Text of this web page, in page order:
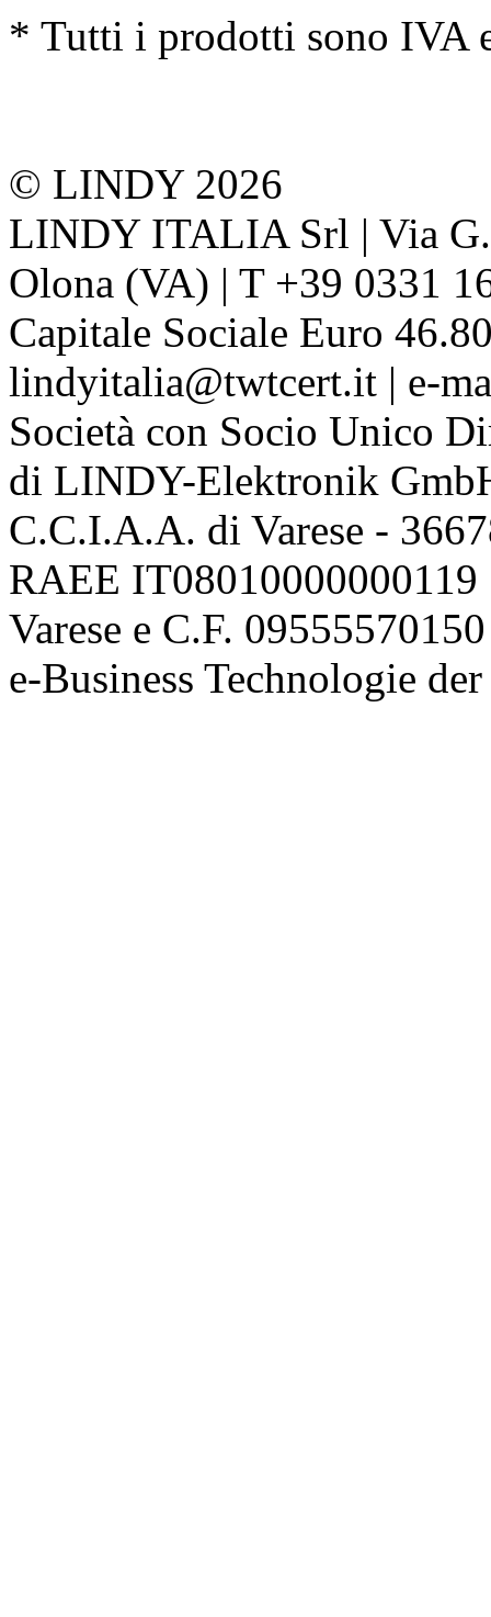
* Tutti i prodotti sono IVA
© LINDY 2026
LINDY ITALIA Srl | Via
Olona (VA) | T +39 0331
Capitale Sociale Euro
lindyitalia@twtcert.it | e-
Società con Socio Unico
di LINDY-Elektronik
C.C.I.A.A. di Varese -
RAEE
Varese e C.F. 09555570150
e-Business Technologie